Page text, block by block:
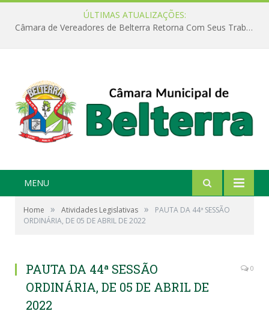
ÚLTIMAS ATUALIZAÇÕES:
Câmara de Vereadores de Belterra Retorna Com Seus Trabalhos Legislativos
MENU
Home » Atividades Legislativas »
PAUTA DA 44ª SESSÃO
ORDINÁRIA, DE 05 DE ABRIL DE 2022
PAUTA DA 44ª SESSÃO
ORDINÁRIA, DE 05 DE ABRIL DE
2022
0